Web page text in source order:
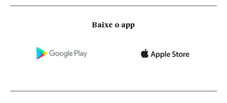
Baixe o app